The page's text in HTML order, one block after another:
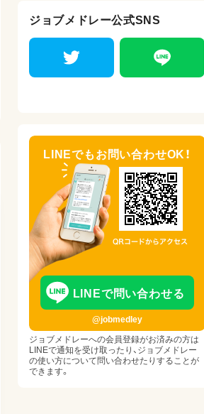
ジョブメドレー公式SNS
LINEでもお問い合わせOK！
LINEで問い合わせる
@jobmedley
ジョブメドレーへの会員登録がお済みの方は
LINEで通知を受け取ったり、ジョブメドレー
の使い方について問い合わせたりすることが
できます。